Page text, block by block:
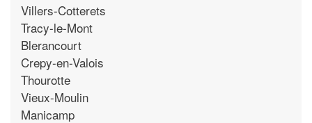
Villers-Cotterets
Tracy-le-Mont
Blerancourt
Crepy-en-Valois
Thourotte
Vieux-Moulin
Manicamp